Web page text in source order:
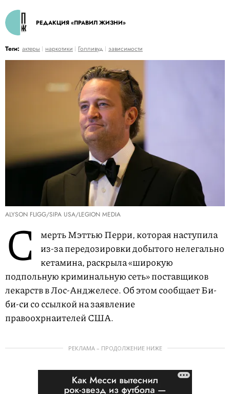
РЕДАКЦИЯ «ПРАВИЛ ЖИЗНИ»
Теги: актеры наркотики Голливуд зависимости
ALYSON FLIGG/SIPA USA/LEGION MEDIA
С
мерть Мэттью Перри, которая наступила
из-за передозировки добытого нелегально
кетамина, раскрыла «широкую
подпольную криминальную сеть» поставщиков
лекарств в Лос-Анджелесе. Об этом сообщает Би-
би-си со ссылкой на заявление
правоохрнаителей США.
РЕКЛАМА – ПРОДОЛЖЕНИЕ НИЖЕ